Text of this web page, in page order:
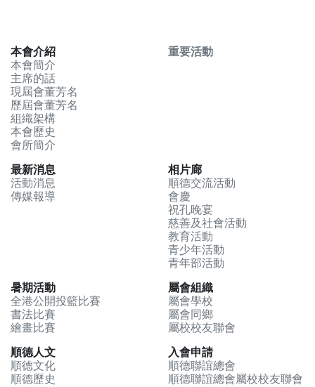
本會介紹
本會簡介
主席的話
現屆會董芳名
歷屆會董芳名
組織架構
本會歷史
會所簡介
重要活動
最新消息
活動消息
傳媒報導
相片廊
順德交流活動
會慶
祝孔晚宴
慈善及社會活動
教育活動
青少年活動
青年部活動
暑期活動
全港公開投籃比賽
書法比賽
繪畫比賽
屬會組織
屬會學校
屬會同鄉
屬校校友聯會
順德人文
順德文化
順德歷史
入會申請
順德聯誼總會
順德聯誼總會屬校校友聯會